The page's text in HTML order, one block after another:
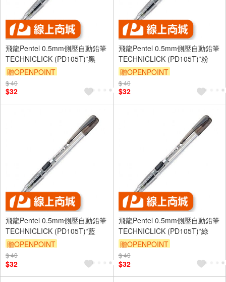
飛龍Pentel 0.5mm側壓自動鉛筆
TECHNICLICK (PD105T)*黑
贈OPENPOINT
$ 40
$32
飛龍Pentel 0.5mm側壓自動鉛筆
TECHNICLICK (PD105T)*粉
贈OPENPOINT
$ 40
$32
飛龍Pentel 0.5mm側壓自動鉛筆
TECHNICLICK (PD105T)*藍
贈OPENPOINT
$ 40
$32
飛龍Pentel 0.5mm側壓自動鉛筆
TECHNICLICK (PD105T)*綠
贈OPENPOINT
$ 40
$32